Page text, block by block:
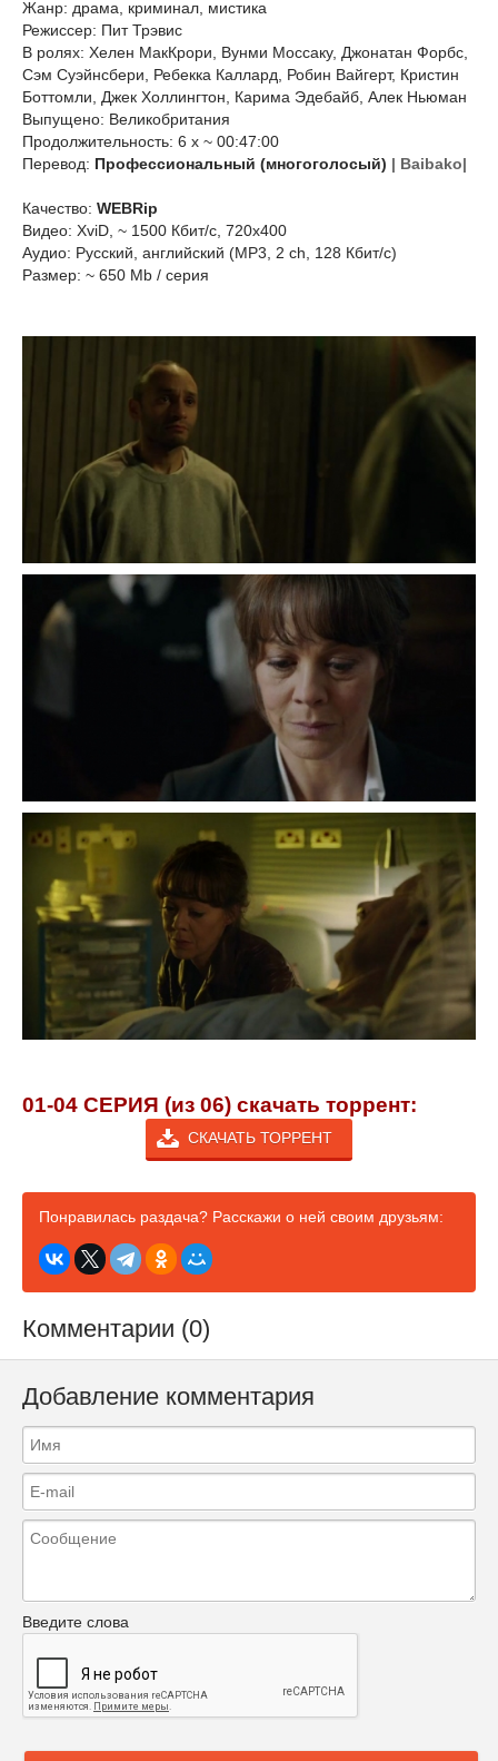
Жанр: драма, криминал, мистика
Режиссер: Пит Трэвис
В ролях: Хелен МакКрори, Вунми Моссаку, Джонатан Форбс,
Сэм Суэйнсбери, Ребекка Каллард, Робин Вайгерт, Кристин
Боттомли, Джек Холлингтон, Карима Эдебайб, Алек Ньюман
Выпущено: Великобритания
Продолжительность: 6 х ~ 00:47:00
Перевод: Профессиональный (многоголосый) | Baibako|
Качество: WEBRip
Видео: XviD, ~ 1500 Кбит/с, 720x400
Аудио: Русский, английский (MP3, 2 ch, 128 Кбит/с)
Размер: ~ 650 Mb / серия
01-04 СЕРИЯ (из 06) скачать торрент:
СКАЧАТЬ ТОРРЕНТ
Понравилась раздача? Расскажи о ней своим друзьям:
Комментарии (0)
Добавление комментария
Введите слова